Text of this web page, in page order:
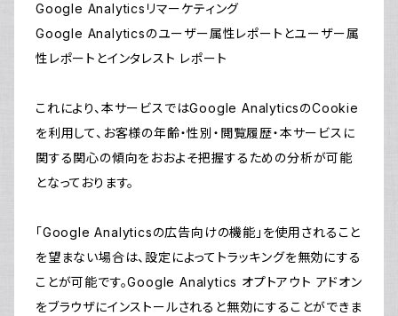
Google Analyticsリマーケティング
Google Analyticsのユーザー属性レポートとユーザー属
性レポートとインタレスト レポート
これにより、本サービスではGoogle AnalyticsのCookie
を利用して、お客様の年齢・性別・閲覧履歴・本サービスに
関する関心の傾向をおおよそ把握するための分析が可能
となっております。
「Google Analyticsの広告向けの機能」を使用されること
を望まない場合は、設定によってトラッキングを無効にする
ことが可能です。Google Analytics オプトアウト アドオン
をブラウザにインストールされると無効にすることができま